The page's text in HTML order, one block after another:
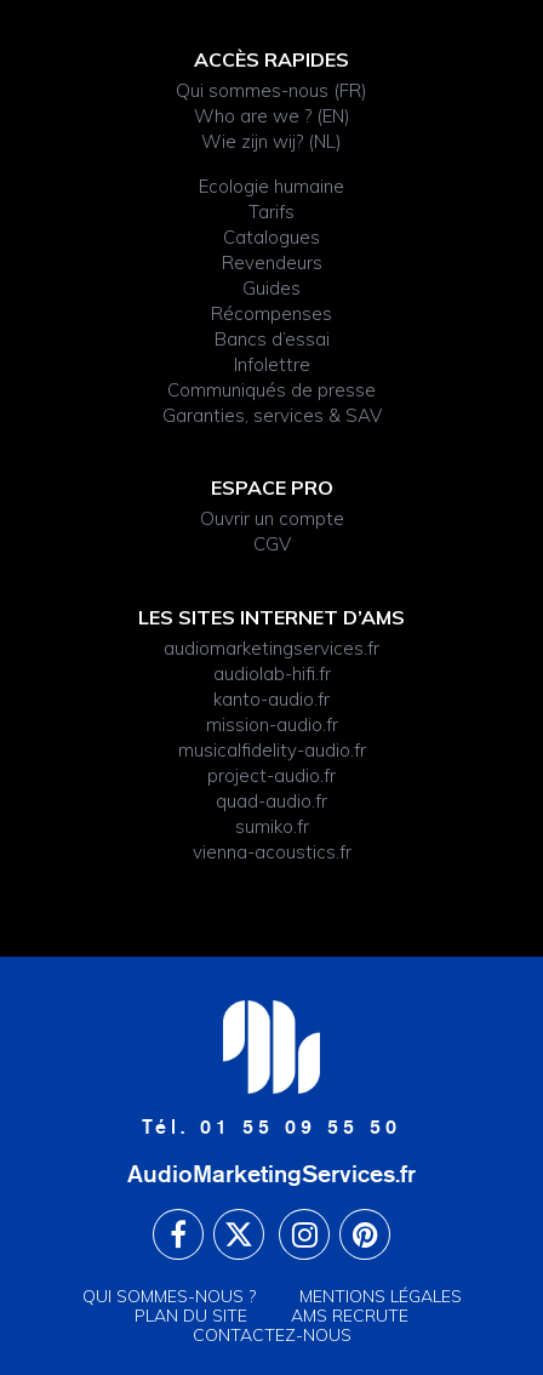
ACCÈS RAPIDES
Qui sommes-nous (FR)
Who are we ? (EN)
Wie zijn wij? (NL)
Ecologie humaine
Tarifs
Catalogues
Revendeurs
Guides
Récompenses
Bancs d’essai
Infolettre
Communiqués de presse
Garanties, services & SAV
ESPACE PRO
Ouvrir un compte
CGV
LES SITES INTERNET D’AMS
audiomarketingservices.fr
audiolab-hifi.fr
kanto-audio.fr
mission-audio.fr
musicalfidelity-audio.fr
project-audio.fr
quad-audio.fr
sumiko.fr
vienna-acoustics.fr
Tél. 01 55 09 55 50
AudioMarketingServices.fr
QUI SOMMES-NOUS ?
MENTIONS LÉGALES
PLAN DU SITE
AMS RECRUTE
CONTACTEZ-NOUS